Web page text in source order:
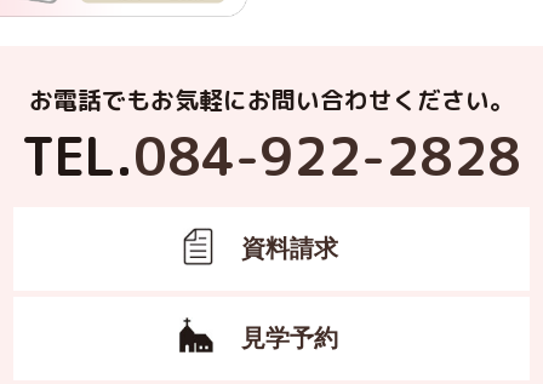
お電話でもお気軽にお問い合わせください。
TEL.084-922-2828
資料請求
見学予約